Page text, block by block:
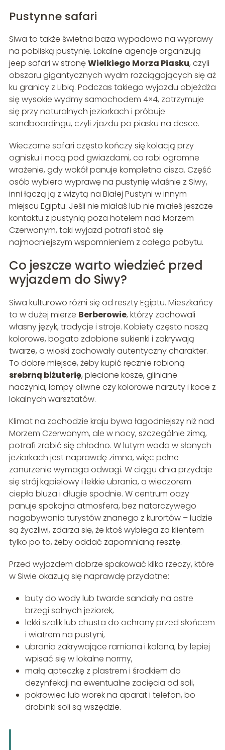
Pustynne safari
Siwa to także świetna baza wypadowa na wyprawy
na pobliską pustynię. Lokalne agencje organizują
jeep safari w stronęWielkiego Morza Piasku, czyli
obszaru gigantycznych wydm rozciągających się aż
ku granicy z Libią. Podczas takiego wyjazdu objeżdża
się wysokie wydmy samochodem 4×4, zatrzymuje
się przy naturalnych jeziorkach i próbuje
sandboardingu, czyli zjazdu po piasku na desce.
Wieczorne safari często kończy się kolacją przy
ognisku i nocą pod gwiazdami, co robi ogromne
wrażenie, gdy wokół panuje kompletna cisza. Część
osób wybiera wyprawę na pustynię właśnie z Siwy,
inni łączą ją z wizytą na Białej Pustyni w innym
miejscu Egiptu. Jeśli nie miałaś lub nie miałeś jeszcze
kontaktu z pustynią poza hotelem nad Morzem
Czerwonym, taki wyjazd potrafi stać się
najmocniejszym wspomnieniem z całego pobytu.
Co jeszcze warto wiedzieć przed
wyjazdem do Siwy?
Siwa kulturowo różni się od reszty Egiptu. Mieszkańcy
to w dużej mierze Berberowie, którzy zachowali
własny język, tradycje i stroje. Kobiety często noszą
kolorowe, bogato zdobione sukienki i zakrywają
twarze, a wioski zachowały autentyczny charakter.
To dobre miejsce, żeby kupić ręcznie robioną
srebrną biżuterię, plecione kosze, gliniane
naczynia, lampy oliwne czy kolorowe narzuty i koce z
lokalnych warsztatów.
Klimat na zachodzie kraju bywa łagodniejszy niż nad
Morzem Czerwonym, ale w nocy, szczególnie zimą,
potrafi zrobić się chłodno. W lutym woda w słonych
jeziorkach jest naprawdę zimna, więc pełne
zanurzenie wymaga odwagi. W ciągu dnia przydaje
się strój kąpielowy i lekkie ubrania, a wieczorem
ciepła bluza i długie spodnie. W centrum oazy
panuje spokojna atmosfera, bez natarczywego
nagabywania turystów znanego z kurortów – ludzie
są życzliwi, zdarza się, że ktoś wybiega za klientem
tylko po to, żeby oddać zapomnianą resztę.
Przed wyjazdem dobrze spakować kilka rzeczy, które
w Siwie okazują się naprawdę przydatne:
buty do wody lub twarde sandały na ostre
brzegi solnych jeziorek,
lekki szalik lub chusta do ochrony przed słońcem
i wiatrem na pustyni,
ubrania zakrywające ramiona i kolana, by lepiej
wpisać się w lokalne normy,
małą apteczkę z plastrem i środkiem do
dezynfekcji na ewentualne zacięcia od soli,
pokrowiec lub worek na aparat i telefon, bo
drobinki soli są wszędzie.